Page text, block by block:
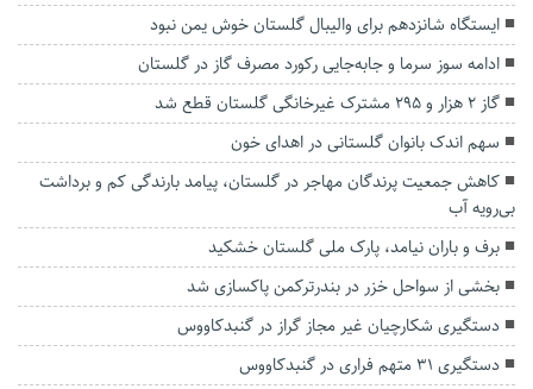
ایستگاه شانزدهم برای والیبال گلستان خوش یمن نبود
ادامه سوز سرما و جابه‌جایی رکورد مصرف گاز در گلستان
گاز ۲ هزار و ۲۹۵ مشترک غیرخانگی گلستان قطع شد
سهم اندک بانوان گلستانی در اهدای خون
کاهش جمعیت پرندگان مهاجر در گلستان، پیامد بارندگی‌ کم و برداشت
بی‌رویه آب
برف و باران نیامد، پارک ملی گلستان خشکید
بخشی از سواحل خزر در بندرترکمن پاکسازی شد
دستگیری شکارچیان غیر مجاز گراز در گنبدکاووس
دستگیری ۳۱ متهم فراری در گنبدکاووس